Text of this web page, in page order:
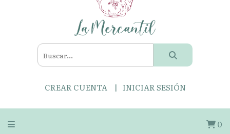
CREAR CUENTA INICIAR SESIÓN
0